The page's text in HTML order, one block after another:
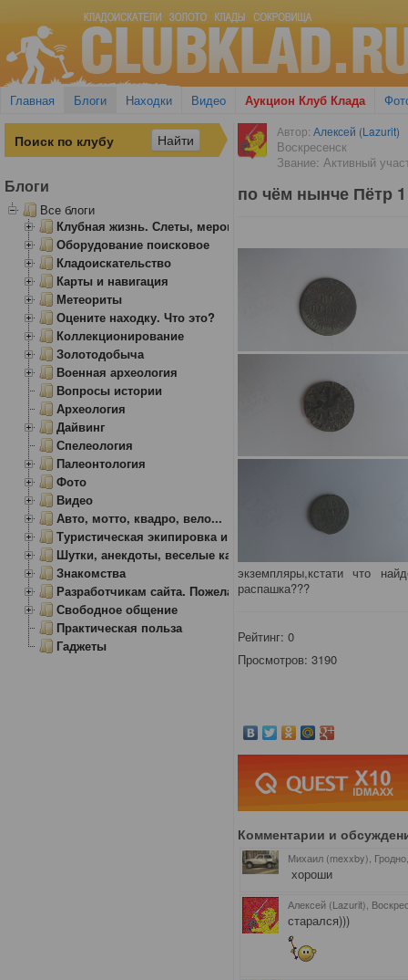
Главная Блоги Находки Видео Аукцион Клуб Клада
Автор: Алексей (Lazurit)
Воскресенск
Звание: Активный
по чём нынче Пётр
экземпляры,кстати что
распашка???
Рейтинг:0
Просмотров: 3190
Комментарии и
Михаил (mexxby), Гродно
хороши
Алексей (Lazurit),
старался)))
Блоги
Все блоги
Клубная жизнь. Слеты, мероприятия
Оборудование поисковое
Кладоискательство
Карты и навигация
Метеориты
Оцените находку. Что это?
Коллекционирование
Золотодобыча
Военная археология
Вопросы истории
Археология
Дайвинг
Спелеология
Палеонтология
Фото
Видео
Авто, мотто, квадро, вело...
Туристическая экипировка и снаряжение
Шутки, анекдоты, веселые картинки
Знакомства
Разработчикам сайта. Пожелания, замечания.
Свободное общение
Практическая польза
Гаджеты